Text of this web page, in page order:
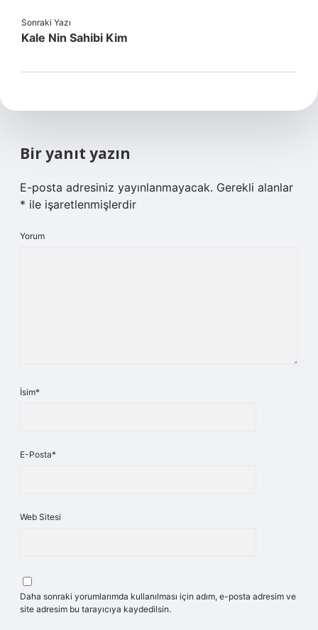
Sonraki Yazı
Kale Nin Sahibi Kim
Bir yanıt yazın
E-posta adresiniz yayınlanmayacak. Gerekli alanlar
* ile işaretlenmişlerdir
Yorum
İsim*
E-Posta*
Web Sitesi
Daha sonraki yorumlarımda kullanılması için adım, e-posta adresim ve
site adresim bu tarayıcıya kaydedilsin.